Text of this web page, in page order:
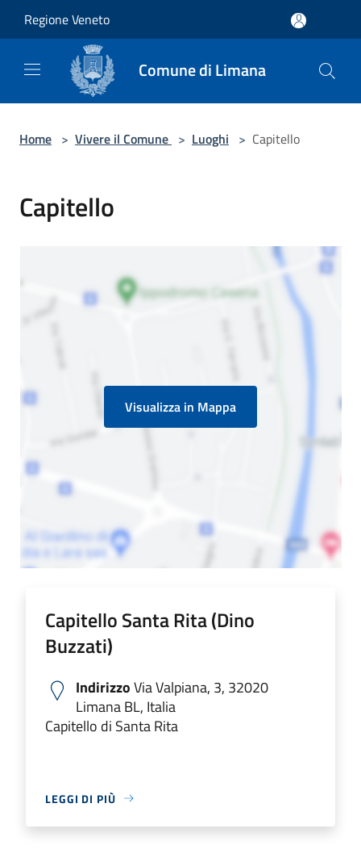
Regione Veneto
Comune di Limana
Home > Vivere il Comune > Luoghi > Capitello
Capitello
Visualizza in Mappa
Capitello Santa Rita (Dino
Buzzati)
IndirizzoVia Valpiana, 3, 32020
Limana BL, Italia
Capitello di Santa Rita
LEGGI DI PIÙ